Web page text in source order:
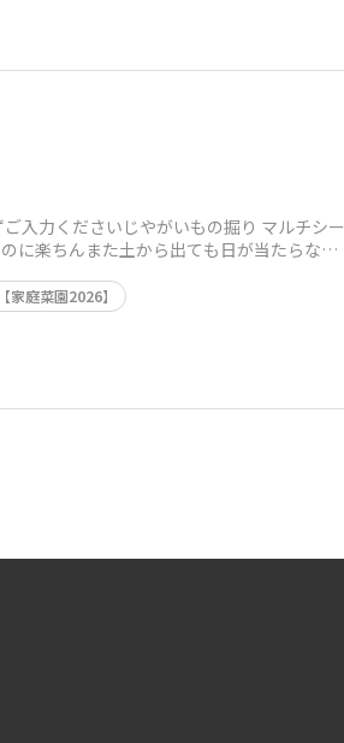
入力くださいじやがいもの掘り マルチシー
に楽ちんまた土から出ても日が当たらない
家庭菜園2026】